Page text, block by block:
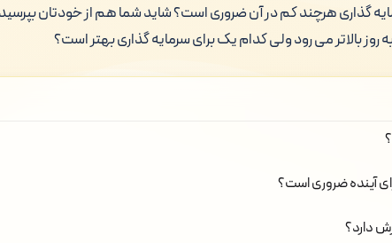
گذاری هرچند کم در آن ضروری است؟ شاید شما هم از خودتان
بالاتر می رود ولی کدام یک برای سرمایه گذاری بهتر است؟
آینده ضروری است؟
دارد؟